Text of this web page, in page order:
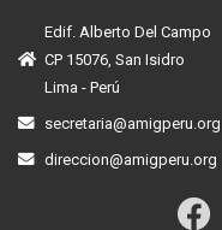
Edif. Alberto Del Campo
CP 15076, San Isidro
Lima - Perú
secretaria@amigperu.org
direccion@amigperu.org